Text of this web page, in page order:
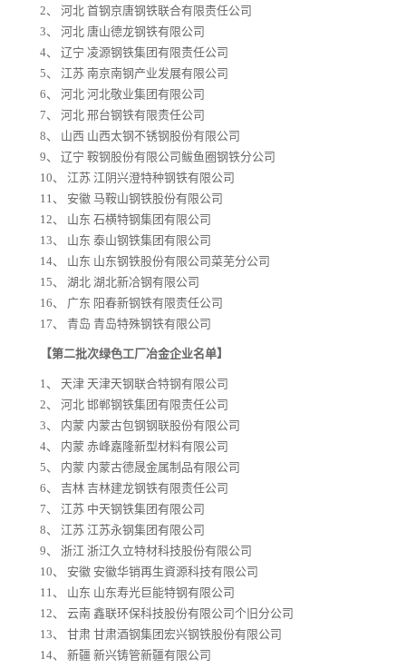
2、 河北 首钢京唐钢铁联合有限责任公司
3、 河北 唐山德龙钢铁有限公司
4、 辽宁 凌源钢铁集团有限责任公司
5、 江苏 南京南钢产业发展有限公司
6、 河北 河北敬业集团有限公司
7、 河北 邢台钢铁有限责任公司
8、 山西 山西太钢不锈钢股份有限公司
9、 辽宁 鞍钢股份有限公司鲅鱼圈钢铁分公司
10、 江苏 江阴兴澄特种钢铁有限公司
11、 安徽 马鞍山钢铁股份有限公司
12、 山东 石横特钢集团有限公司
13、 山东 泰山钢铁集团有限公司
14、 山东 山东钢铁股份有限公司菜芜分公司
15、 湖北 湖北新冾钢有限公司
16、 广东 阳春新钢铁有限责任公司
17、 青岛 青岛特殊钢铁有限公司
【第二批次绿色工厂冶金企业名单】
1、 天津 天津天钢联合特钢有限公司
2、 河北 邯郸钢铁集团有限责任公司
3、 内蒙 内蒙古包钢钢联股份有限公司
4、 内蒙 赤峰嘉隆新型材料有限公司
5、 内蒙 内蒙古德晟金属制品有限公司
6、 吉林 吉林建龙钢铁有限责任公司
7、 江苏 中天钢铁集团有限公司
8、 江苏 江苏永钢集团有限公司
9、 浙江 浙江久立特材科技股份有限公司
10、 安徽 安徽华销再生資源科技有限公司
11、 山东 山东寿光巨能特钢有限公司
12、 云南 鑫联环保科技股份有限公司个旧分公司
13、 甘肃 甘肃酒钢集团宏兴钢铁股份有限公司
14、 新疆 新兴铸管新疆有限公司